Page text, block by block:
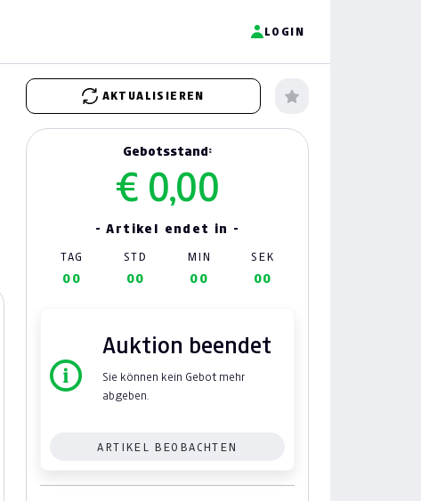
LOGIN
AKTUALISIEREN
Gebotsstand:
€ 0,00
- Artikel endet in -
TAG STD MIN SEK
00 00 00 00
Auktion beendet
Sie können kein Gebot mehr
abgeben.
ARTIKEL BEOBACHTEN